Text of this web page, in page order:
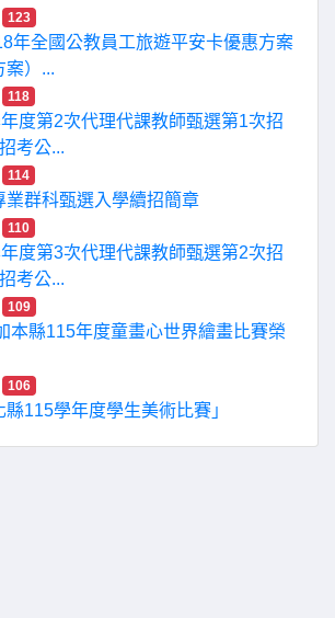
123
年全國公教員工旅遊平安卡優惠方案
案）...
118
度第2次代理代課教師甄選第1次招
考公...
114
業群科甄選入學續招簡章
110
度第3次代理代課教師甄選第2次招
考公...
109
本縣115年度童畫心世界繪畫比賽榮
106
115學年度學生美術比賽」